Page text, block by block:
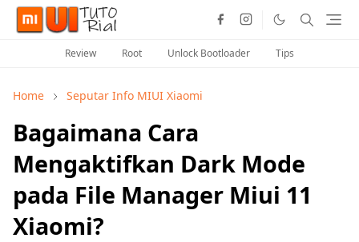
Review Root Unlock Bootloader Tips
Home Seputar Info MIUI Xiaomi
Bagaimana Cara
Mengaktifkan Dark Mode
pada File Manager Miui 11
Xiaomi?